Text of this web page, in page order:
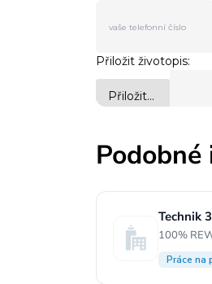
Technik
100%
Práce na